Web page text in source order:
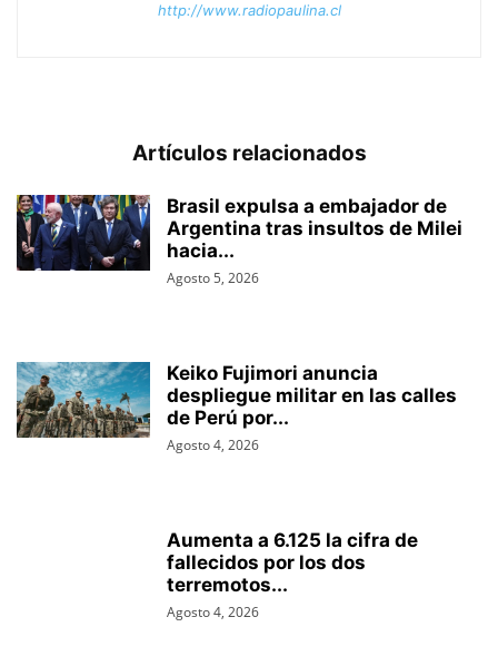
http://www.radiopaulina.cl
Artículos relacionados
Brasil expulsa a embajador de
Argentina tras insultos de Milei
hacia...
Agosto 5, 2026
Keiko Fujimori anuncia
despliegue militar en las calles
de Perú por...
Agosto 4, 2026
Aumenta a 6.125 la cifra de
fallecidos por los dos
terremotos...
Agosto 4, 2026